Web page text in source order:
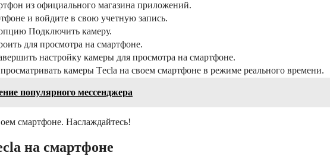
из официального магазина приложений.
и войдите в свою учетную запись.
Подключить камеру.
для просмотра на смартфоне.
настройку камеры для просмотра на смартфоне.
камеры Tесla на своем смартфоне в режиме реального времени.
популярного мессенджера
смартфоне. Наслаждайтесь!
на смартфоне